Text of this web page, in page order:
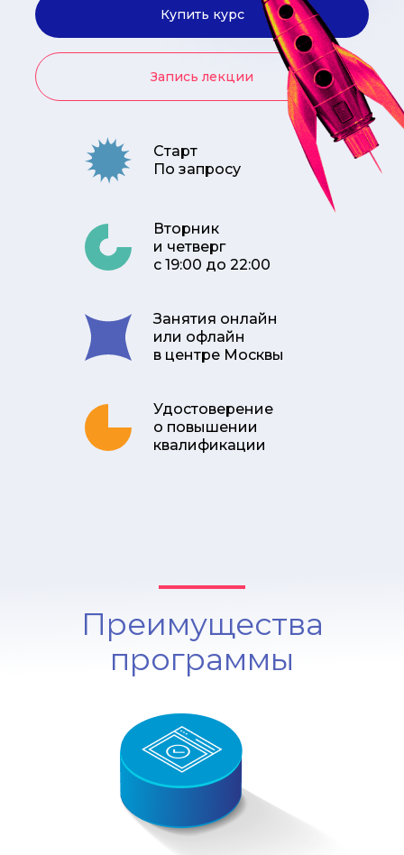
Купить курс
Запись лекции
Старт
По запросу
Вторник
и четверг
с 19:00 до 22:00
Занятия онлайн
или офлайн
в центре Москвы
Удостоверение
о повышении
квалификации
Преимущества
программы